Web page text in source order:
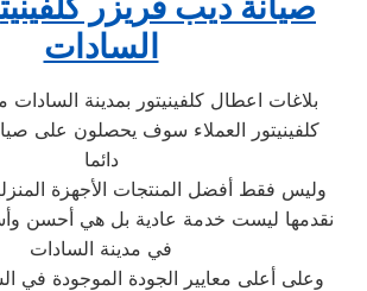
السادات
كلفينيتور العملاء سوف يحصلون على
دائما
وليس فقط أفضل المنتجات الأجهزة
نقدمها ليست خدمة عادية بل هي أحسن
في مدينة السادات
وعلى أعلى معايير الجودة الموجودة في